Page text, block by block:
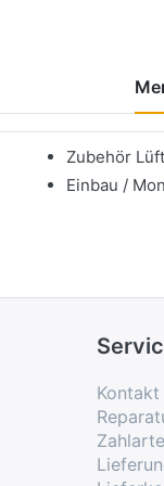
Zubehör
Einbau /
Kontakt